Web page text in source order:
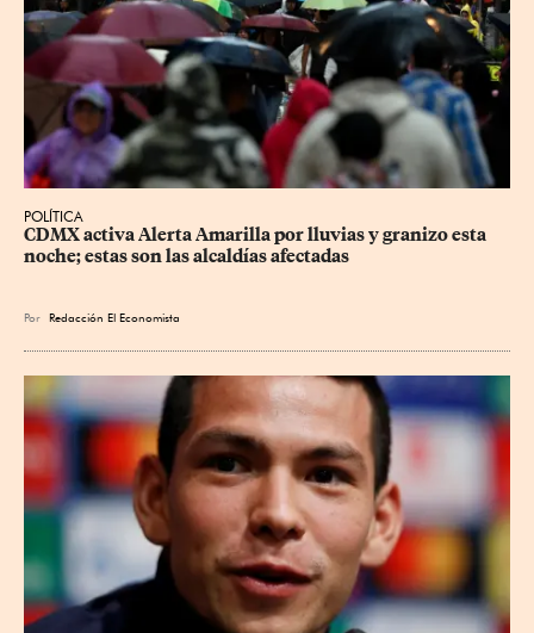
POLÍTICA
CDMX activa Alerta Amarilla por lluvias y granizo esta
noche; estas son las alcaldías afectadas
Por Redacción El Economista